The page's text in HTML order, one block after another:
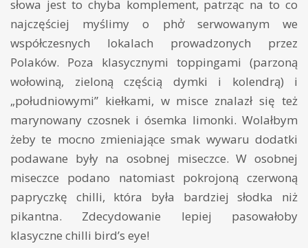
słowa jest to chyba komplement, patrząc na to co
najczęściej myślimy o phở serwowanym we
współczesnych lokalach prowadzonych przez
Polaków. Poza klasycznymi toppingami (parzoną
wołowiną, zieloną częścią dymki i kolendrą) i
„południowymi” kiełkami, w misce znalazł się też
marynowany czosnek i ósemka limonki. Wolałbym
żeby te mocno zmieniające smak wywaru dodatki
podawane były na osobnej miseczce. W osobnej
miseczce podano natomiast pokrojoną czerwoną
papryczkę chilli, która była bardziej słodka niż
pikantna. Zdecydowanie lepiej pasowałoby
klasyczne chilli bird’s eye!